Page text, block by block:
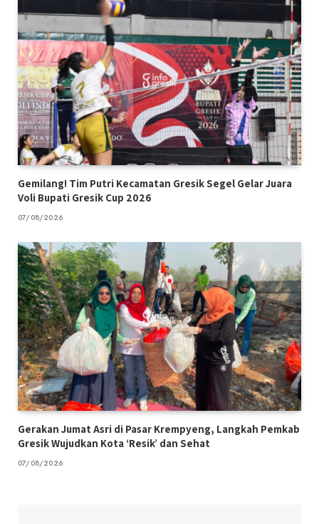
Gemilang! Tim Putri Kecamatan Gresik Segel Gelar Juara
Voli Bupati Gresik Cup 2026
07/08/2026
Gerakan Jumat Asri di Pasar Krempyeng, Langkah Pemkab
Gresik Wujudkan Kota ‘Resik’ dan Sehat
07/08/2026